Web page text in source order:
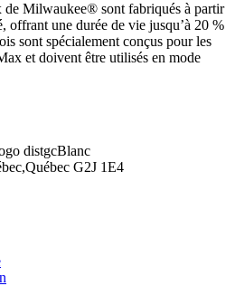
de Milwaukee® sont fabriqués à partir
offrant une durée de vie jusqu’à 20 %
sont spécialement conçus pour les
et doivent être utilisés en mode
G2J 1E4